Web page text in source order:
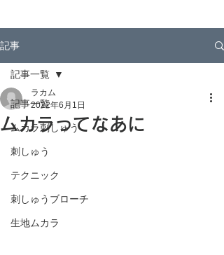
記事
記事一覧
ムカラ刺しゅう
刺しゅう
テクニック
刺しゅうブローチ
生地ムカラ
記事一覧
ムカラってなあに
ラカム
2022年6月1日